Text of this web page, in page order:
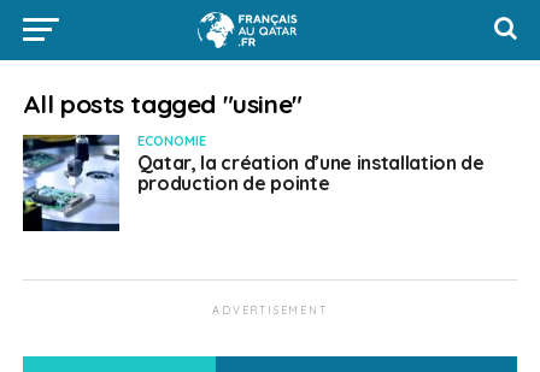
All posts tagged "usine"
ECONOMIE
Qatar, la création d’une installation de
production de pointe
ADVERTISEMENT